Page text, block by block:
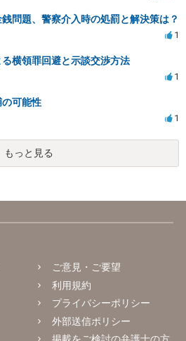
問題、警察介入時の処罰と解決策は？
1
横領罪回避と示談交渉方法
1
可能性
1
もっと見る
ご意見・ご要望
利用規約
プライバシーポリシー
外部送信ポリシー